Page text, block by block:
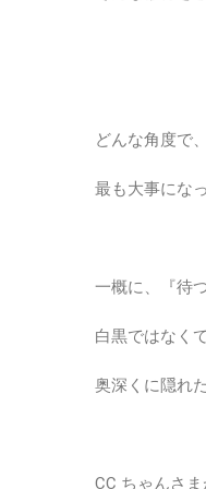
どんな角度で
最も大事にな
一概に、『待
白黒ではなくて
奥深くに隠れ
CC ちゃんさ